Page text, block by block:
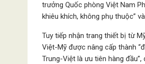
trưởng Quốc phòng Việt Nam
khiêu khích, không phụ thuộc”
Tuy tiếp nhận trang thiết bị từ
Việt-Mỹ được nâng cấp thành
Trung-Việt là ưu tiên hàng